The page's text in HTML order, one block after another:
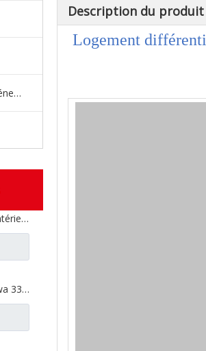
Nouvelles pièces de camion d'énergie
Fuwa 330 anneau de vitesse intérieur pour Ford camion Fuwa essieu camion pièces de rechange CJ0040M0-2
Engrenage solaire de roue Fuwa 330 pour pièces de camion Fuwa BN0407B0-3
Description du produit
Logement